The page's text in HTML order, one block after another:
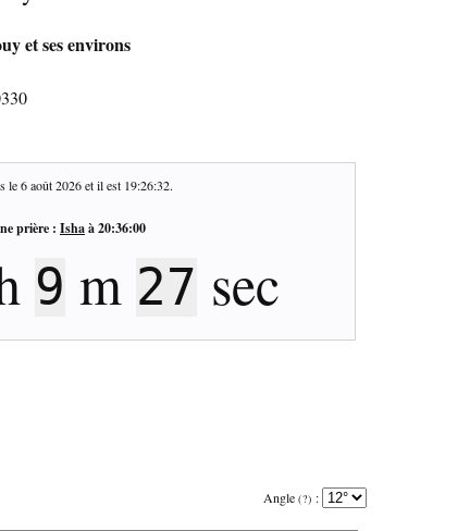
et ses environs
le6 août 2026et il est 19:26:33.
prière : Ishaà20:36:00
9 m 26 sec
Angle (?) :